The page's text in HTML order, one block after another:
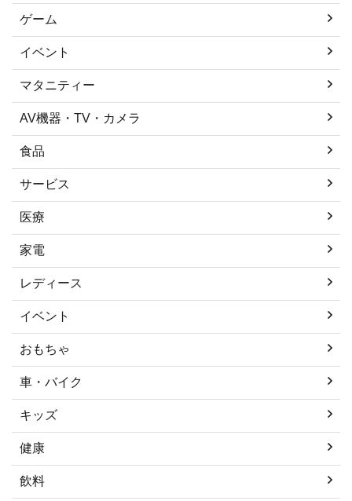
ゲーム
イベント
マタニティー
AV機器・TV・カメラ
食品
サービス
医療
家電
レディース
イベント
おもちゃ
車・バイク
キッズ
健康
飲料